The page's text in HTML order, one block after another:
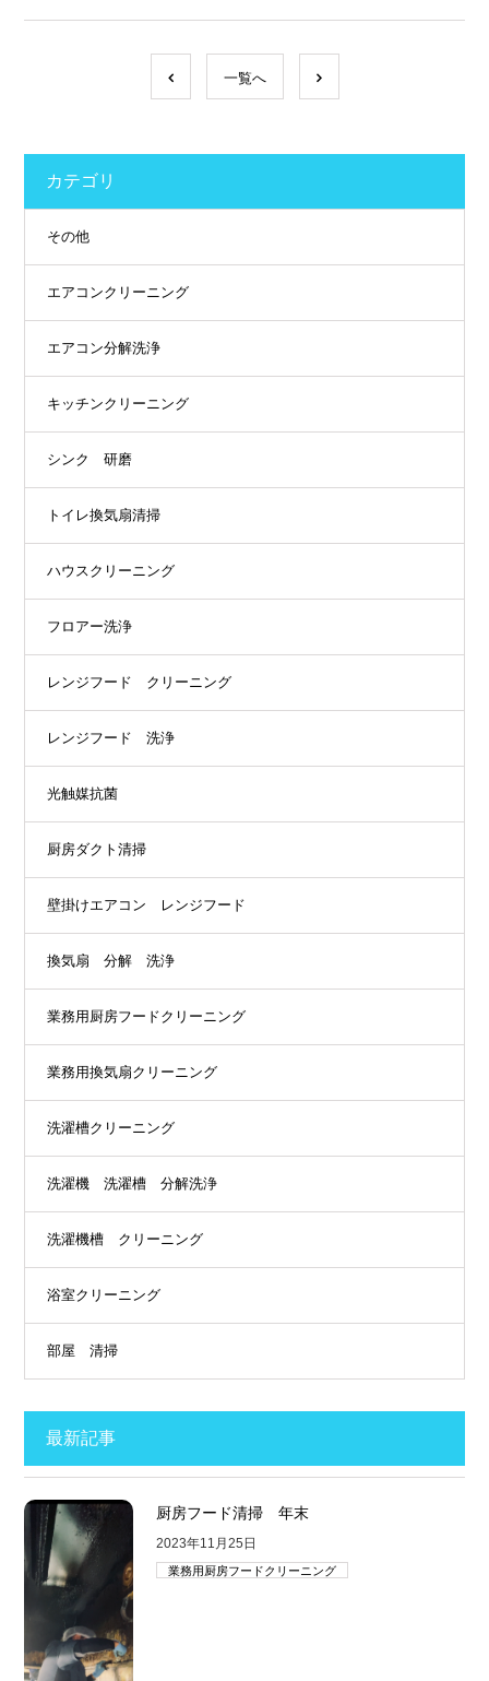
一覧へ
カテゴリ
その他
エアコンクリーニング
エアコン分解洗浄
キッチンクリーニング
シンク 研磨
トイレ換気扇清掃
ハウスクリーニング
フロアー洗浄
レンジフード クリーニング
レンジフード 洗浄
光触媒抗菌
厨房ダクト清掃
壁掛けエアコン レンジフード
換気扇 分解 洗浄
業務用厨房フードクリーニング
業務用換気扇クリーニング
洗濯槽クリーニング
洗濯機 洗濯槽 分解洗浄
洗濯機槽 クリーニング
浴室クリーニング
部屋 清掃
最新記事
厨房フード清掃 年末
2023年11月25日
業務用厨房フードクリーニング